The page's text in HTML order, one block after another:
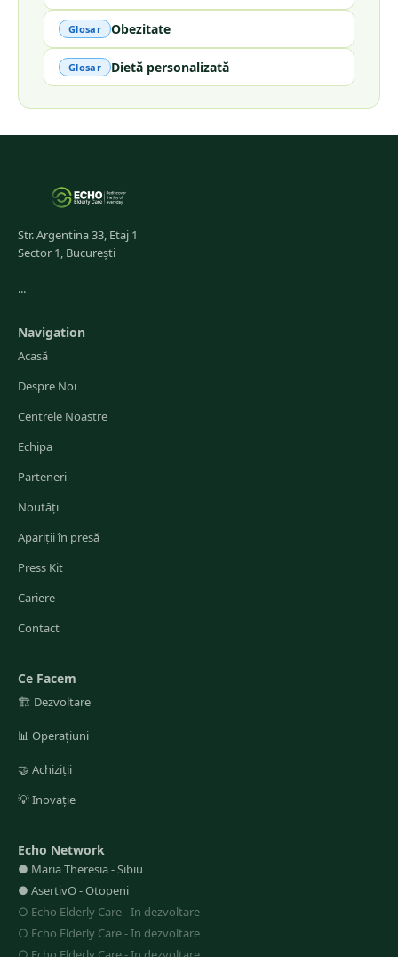
Glosar Obezitate
Glosar Dietă personalizată
Str. Argentina 33, Etaj 1
Sector 1, București
...
Navigation
Acasă
Despre Noi
Centrele Noastre
Echipa
Parteneri
Noutăți
Apariții în presă
Press Kit
Cariere
Contact
Ce Facem
🏗️ Dezvoltare
📊 Operațiuni
🤝 Achiziții
💡Inovație
Echo Network
● Maria Theresia-Sibiu
● AsertivO-Otopeni
○ Echo Elderly Care-In dezvoltare
○ Echo Elderly Care-In dezvoltare